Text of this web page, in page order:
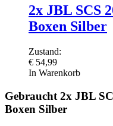
2x JBL SCS
Boxen Silber
Zustand:
€ 54,99
In Warenkorb
Gebraucht 2x JBL
Boxen Silber